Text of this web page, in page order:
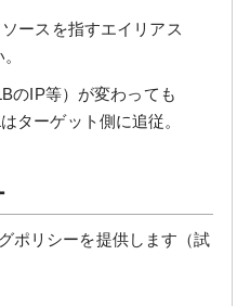
ースを指すエイリアス
のIP等）が変わっても
ターゲット側に追従。
ポリシーを提供します（試